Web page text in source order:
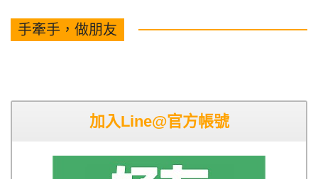
手牽手，做朋友
加入Line@官方帳號